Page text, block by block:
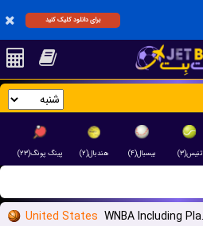
برای دانلود کلیک کنید
تنیس(۳) بیسبال(۴) هندبال(۲) پینگ پونگ(۲۳)
United States WNBA Including Playoffs